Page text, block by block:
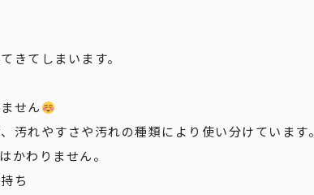
きてしまいます。
せん
汚れやすさや汚れの種類により使い分けています。
かわりません。
ち